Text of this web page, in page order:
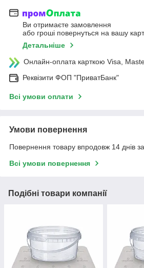
Ви отримаєте замовлення
або гроші повернуться на вашу
Детальніше
Онлайн-оплата карткою Visa,
Реквізити ФОП "ПриватБанк"
Всі умови оплати
Умови повернення
Повернення товару впродовж 14 днів
Всі умови повернення
Подібні товари компанії